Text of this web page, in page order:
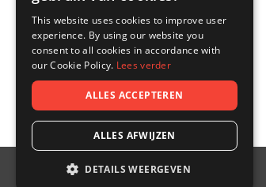
Volg ons op
© 2026 - ACR Helmond.
This website uses cookies to improve user
experience. By using our website you
consent to all cookies in accordance with
our Cookie Policy. Lees verder
ALLES ACCEPTEREN
ALLES AFWIJZEN
DETAILS WEERGEVEN